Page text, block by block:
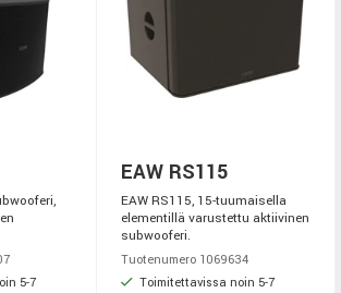
5-7
EAW RS115
EAW RS115, 15-tuumaisella
elementillä varustettu aktiivinen
subwooferi.
Tuotenumero 1069634
Toimitettavissa noin 5-7